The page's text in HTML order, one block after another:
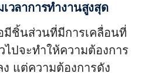
เวลาการทำงานสูงสุด
ชิ้นส่วนที่มีการเคลื่อนที่
ปจะทำให้ความต้องการ
แต่ความต้องการดัง